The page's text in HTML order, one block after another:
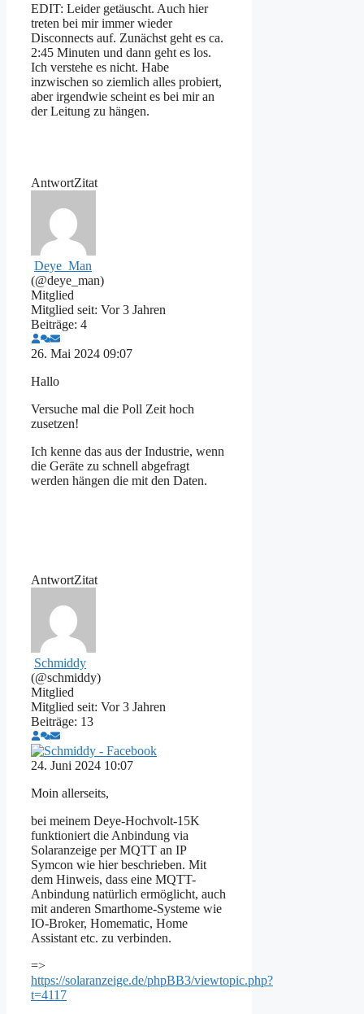
EDIT: Leider getäuscht. Auch hier
treten bei mir immer wieder
Disconnects auf. Zunächst geht es ca.
2:45 Minuten und dann geht es los.
Ich verstehe es nicht. Habe
inzwischen so ziemlich alles probiert,
aber irgendwie scheint es bei mir an
der Leitung zu hängen.
AntwortZitat
Deye_Man
(@deye_man)
Mitglied
Mitglied seit: Vor 3 Jahren
Beiträge: 4
26. Mai 2024 09:07
Hallo
Versuche mal die Poll Zeit hoch
zusetzen!
Ich kenne das aus der Industrie, wenn
die Geräte zu schnell abgefragt
werden hängen die mit den Daten.
AntwortZitat
Schmiddy
(@schmiddy)
Mitglied
Mitglied seit: Vor 3 Jahren
Beiträge: 13
24. Juni 2024 10:07
Moin allerseits,
bei meinem Deye-Hochvolt-15K
funktioniert die Anbindung via
Solaranzeige per MQTT an IP
Symcon wie hier beschrieben. Mit
dem Hinweis, dass eine MQTT-
Anbindung natürlich ermöglicht, auch
mit anderen Smarthome-Systeme wie
IO-Broker, Homematic, Home
Assistant etc. zu verbinden.
=>
https://solaranzeige.de/phpBB3/viewtopic.php?
t=4117